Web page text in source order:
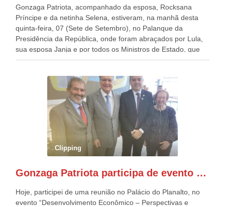
Gonzaga Patriota, acompanhado da esposa, Rocksana
Príncipe e da netinha Selena, estiveram, na manhã desta
quinta-feira, 07 (Sete de Setembro), no Palanque da
Presidência da República, onde foram abraçados por Lula,
sua esposa Janja e por todos os Ministros de Estado, que
estavam presentes, nos Desfiles da Independência da
outros desfiles, na Esplanada dos Ministérios, disse ter sido
o deste ano, o maior e o mais organizado de todos. “Há
quatro décadas, como Patriota até no nome, participo
anualmente dos desfiles de Sete de Setembro, na
Esplanada dos Ministérios, em Brasília. Este ano, o governo
preparou espaços com cadeiras e coberturas, para 30.000
pessoas, só que o número de Patriotas Brasileiros
Independentes, dobrou na Esplanada. Eu, Lula e os
Patriota.
Clipping
Gonzaga Patriota participa de evento em prol do desenvolvimento do Nordeste
Hoje, participei de uma reunião no Palácio do Planalto, no
evento “Desenvolvimento Econômico – Perspectivas e